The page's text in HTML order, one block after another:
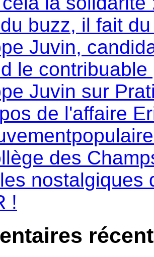
buzz, il fait
Juvin,
le
Juvin sur
de l'affaire
des
nostalgiques
!